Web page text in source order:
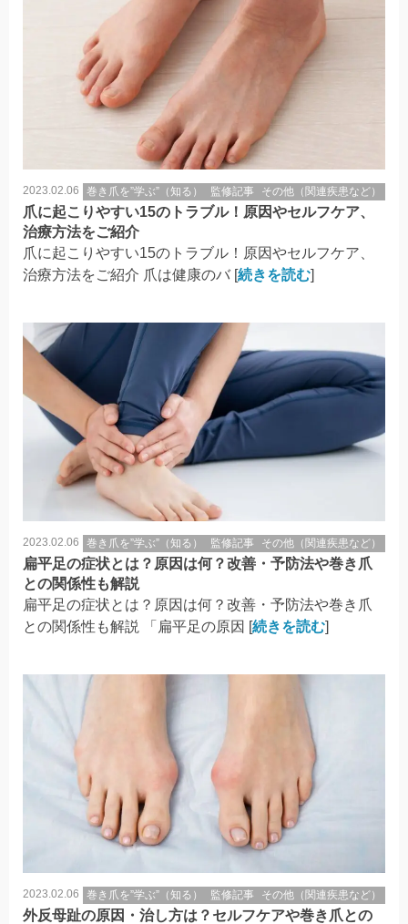
2023.02.06 巻き爪を”学ぶ”（知る） 監修記事 その他（関連疾患など）
爪に起こりやすい15のトラブル！原因やセルフケア、
治療方法をご紹介
爪に起こりやすい15のトラブル！原因やセルフケア、
治療方法をご紹介 爪は健康のバ [続きを読む]
2023.02.06 巻き爪を”学ぶ”（知る） 監修記事 その他（関連疾患など）
扁平足の症状とは？原因は何？改善・予防法や巻き爪
との関係性も解説
扁平足の症状とは？原因は何？改善・予防法や巻き爪
との関係性も解説 「扁平足の原因 [続きを読む]
2023.02.06 巻き爪を”学ぶ”（知る） 監修記事 その他（関連疾患など）
外反母趾の原因・治し方は？セルフケアや巻き爪との